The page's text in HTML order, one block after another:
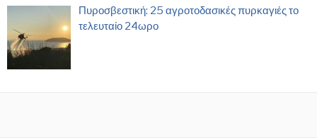
Πυροσβεστική: 25 αγροτοδασικές πυρκαγιές το
τελευταίο 24ωρο